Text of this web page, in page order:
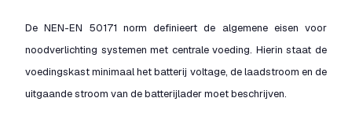
De NEN-EN 50171 norm definieert de algemene eisen voor
noodverlichting systemen met centrale voeding. Hierin staat de
voedingskast minimaal het batterij voltage, de laadstroom en de
uitgaande stroom van de batterijlader moet beschrijven.